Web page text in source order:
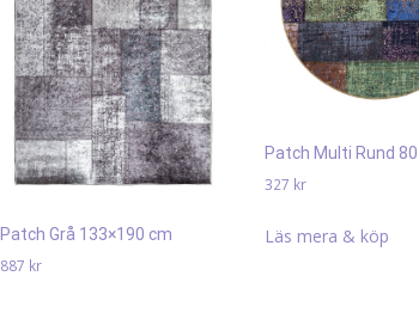
Patch Grå 133×190 cm
887 kr
Patch Multi Rund
327 kr
Läs mera & köp